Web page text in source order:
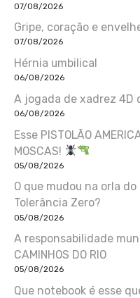
07/08/2026
Gripe, coração e
07/08/2026
Hérnia umbilical
06/08/2026
A jogada de xadrez 4D
06/08/2026
Esse PISTOLÃO
MOSCAS!
05/08/2026
O que mudou na orla
Tolerância Zero?
05/08/2026
A responsabilidade
CAMINHOS DO RIO
05/08/2026
Que notebook é esse